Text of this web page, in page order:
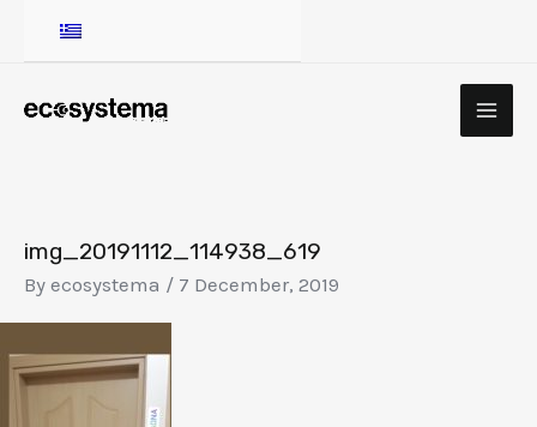
img_20191112_114938_619
By ecosystema / 7 December, 2019